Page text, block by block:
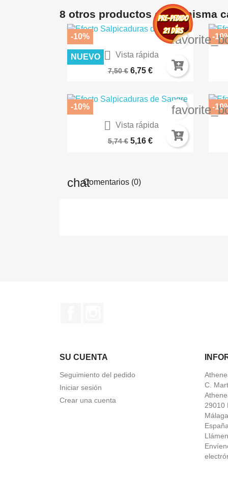
8 otros productos en la misma
 Vista rápida
SPRAY IMPRIMACIÓN FINA PARA...
7,50 € 6,75 €
-10%
NUEVO
-
 Vista rápida
Pigmentos Luminiscentes -...
5,74 € 5,16 €
-10% -
Comentarios (0)
SU CUENTA
Seguimiento del pedido
Iniciar sesión
Crear una cuenta
C.
29010
Málaga